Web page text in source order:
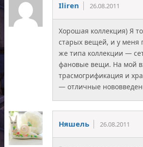
Iliren 26.08.2011
Хорошая коллекция) Я
старых вещей, и у меня
же типа коллекции —
фановые вещи. На мой
трасмогрификация и
— отличные
Няшель 26.08.2011